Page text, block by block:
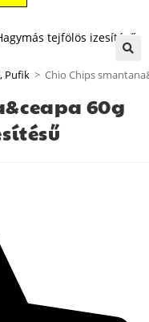
Pufik > Chio Chips
60g